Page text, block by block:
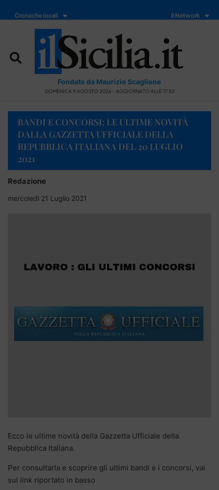
Cronache locali Il Network
Fondato da Maurizio Scaglione
DOMENICA 9 AGOSTO 2026 - AGGIORNATO ALLE 17:53
BANDI E CONCORSI: LE ULTIME NOVITÀ
DALLA GAZZETTA UFFICIALE DELLA
REPUBBLICA ITALIANA DEL 20 LUGLIO
2021
Redazione
mercoledì 21 Luglio 2021
Ecco le ultime novità della Gazzetta Ufficiale della
Repubblica Italiana.
Per consultarla e scoprire gli ultimi bandi e i concorsi, vai
sul link riportato in basso